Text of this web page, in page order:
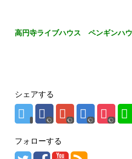
高円寺ライブハウス ペンギンハ
シェアする
フォローする